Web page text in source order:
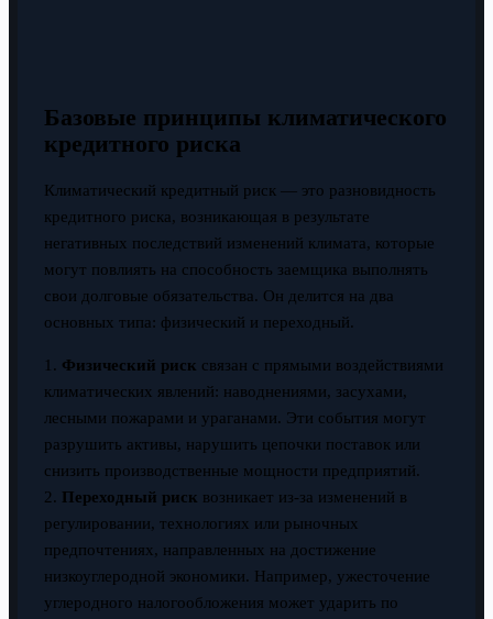
Базовые принципы климатического
кредитного риска
Климатический кредитный риск — это разновидность
кредитного риска, возникающая в результате
негативных последствий изменений климата, которые
могут повлиять на способность заемщика выполнять
свои долговые обязательства. Он делится на два
основных типа: физический и переходный.
1. Физический риск связан с прямыми воздействиями
климатических явлений: наводнениями, засухами,
лесными пожарами и ураганами. Эти события могут
разрушить активы, нарушить цепочки поставок или
снизить производственные мощности предприятий.
2. Переходный риск возникает из-за изменений в
регулировании, технологиях или рыночных
предпочтениях, направленных на достижение
низкоуглеродной экономики. Например, ужесточение
углеродного налогообложения может ударить по